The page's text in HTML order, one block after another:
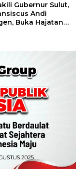
Gubernur Sulut,
Andi
Buka Hajatan